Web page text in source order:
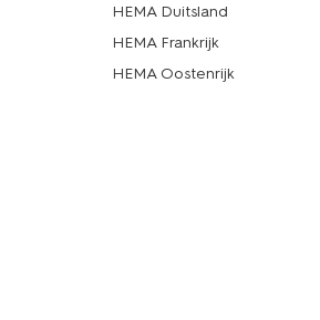
HEMA Duitsland
HEMA Frankrijk
HEMA Oostenrijk